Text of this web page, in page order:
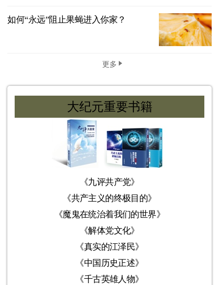
如何“永远”阻止果蝇进入你家？
更多
大纪元重要书籍
《九评共产党》
《共产主义的终极目的》
《魔鬼在统治着我们的世界》
《解体党文化》
《真实的江泽民》
《中国历史正述》
《千古英雄人物》